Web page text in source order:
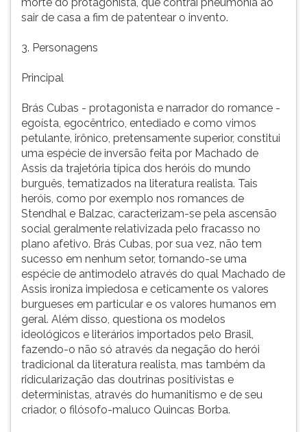
sair de casa a fim de patentear o invento.
3. Personagens
Principal
Brás Cubas - protagonista e narrador do romance -
egoísta, egocêntrico, entediado e como vimos
petulante, irônico, pretensamente superior, constitui
uma espécie de inversão feita por Machado de
Assis da trajetória típica dos heróis do mundo
burguês, tematizados na literatura realista. Tais
heróis, como por exemplo nos romances de
Stendhal e Balzac, caracterizam-se pela ascensão
social geralmente relativizada pelo fracasso no
plano afetivo. Brás Cubas, por sua vez, não tem
sucesso em nenhum setor, tornando-se uma
espécie de antimodelo através do qual Machado de
Assis ironiza impiedosa e ceticamente os valores
burgueses em particular e os valores humanos em
geral. Além disso, questiona os modelos
ideológicos e literários importados pelo Brasil,
fazendo-o não só através da negação do herói
tradicional da literatura realista, mas também da
ridicularização das doutrinas positivistas e
deterministas, através do humanitismo e de seu
criador, o filósofo-maluco Quincas Borba.